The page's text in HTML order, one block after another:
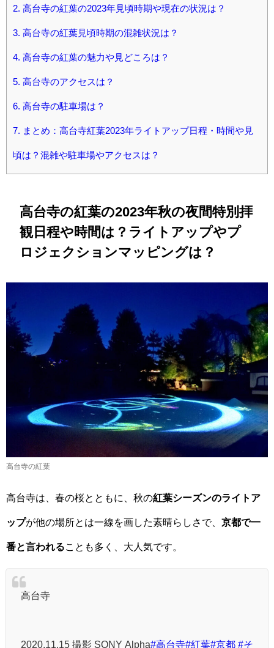
2. 高台寺の紅葉の2023年見頃時期や現在の状況は？
3. 高台寺の紅葉見頃時期の混雑状況は？
4. 高台寺の紅葉の魅力や見どころは？
5. 高台寺のアクセスは？
6. 高台寺の駐車場は？
7. まとめ：高台寺紅葉2023年ライトアップ日程・時間や見
頃は？混雑や駐車場やアクセスは？
高台寺の紅葉の2023年秋の夜間特別拝
観日程や時間は？ライトアップやプ
ロジェクションマッピングは？
高台寺の紅葉
高台寺は、春の桜とともに、秋の紅葉シーズンのライトア
ップが他の場所とは一線を画した素晴らしさで、 京都で一
番と言われる ことも多く、大人気です。
高台寺
2020.11.15 撮影 SONY Alpha#高台寺#紅葉#京都 #そ